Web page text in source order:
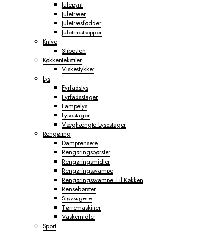
Julepynt
Juletræer
Juletræsfødder
Juletræstæpper
Knive
Slibesten
Køkkentekstiler
Viskestykker
Lys
Fyrfadslys
Fyrfadsstager
Lampelys
Lysestager
Væghængte Lysestager
Rengøring
Damprensere
Rengøringsbørster
Rengøringsmidler
Rengøringssvampe
Rengøringssvampe Til Køkken
Rensebørster
Støvsugere
Tørremaskiner
Vaskemidler
Sport